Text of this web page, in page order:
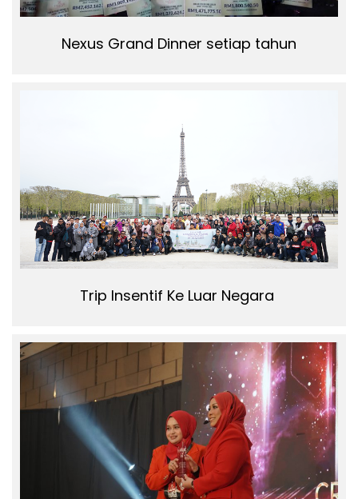
Nexus Grand Dinner setiap tahun
Trip Insentif Ke Luar Negara